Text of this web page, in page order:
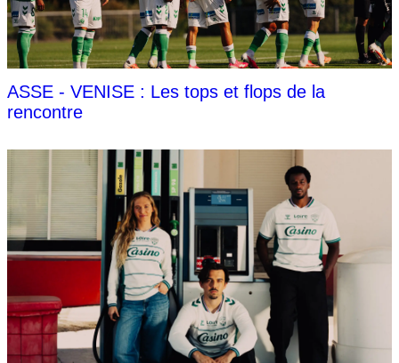
ASSE - VENISE : Les tops et flops de la
rencontre